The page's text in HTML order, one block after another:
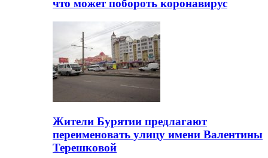
что может побороть коронавирус
Жители Бурятии предлагают
переименовать улицу имени Валентины
Терешковой